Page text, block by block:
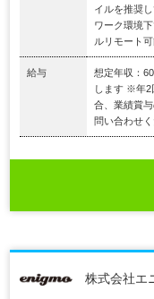
イルを推奨
ワーク環境
ルリモート
給与
想定年収：
します ※年2
合、業績賞
問い合わせく
株式会社エ